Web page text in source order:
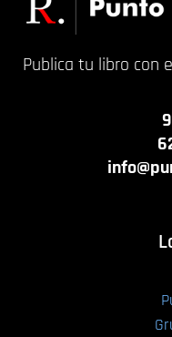
Publica tu libro con